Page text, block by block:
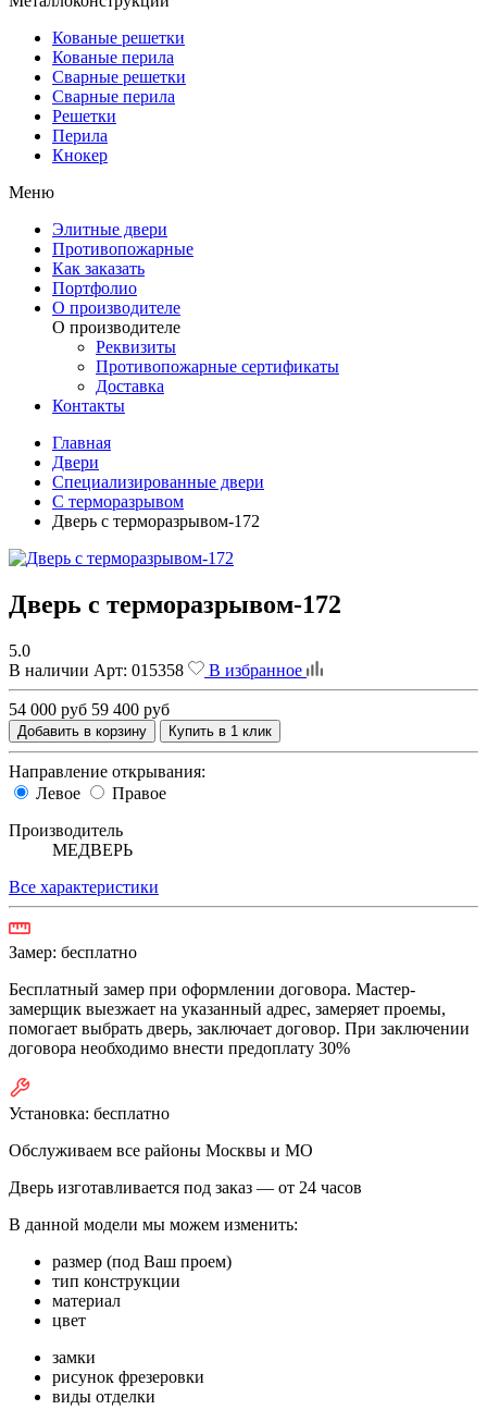
Кованые решетки
Кованые перила
Сварные решетки
Сварные перила
Решетки
Перила
Кнокер
Меню
Элитные двери
Противопожарные
Как заказать
Портфолио
О производителе
О производителе
Реквизиты
Противопожарные сертификаты
Доставка
Контакты
Главная
Двери
Специализированные двери
С терморазрывом
Дверь с терморазрывом-172
Дверь с терморазрывом-172
5.0
В наличии Арт: 015358 В избранное
54 000 руб 59 400 руб
Добавить в корзину Купить в 1 клик
Направление открывания:
Левое
Правое
Производитель
МЕДВЕРЬ
Все характеристики
Замер: бесплатно
Бесплатный замер при оформлении договора. Мастер-
замерщик выезжает на указанный адрес, замеряет проемы,
помогает выбрать дверь, заключает договор. При заключении
договора необходимо внести предоплату 30%
Установка: бесплатно
Обслуживаем все районы Москвы и МО
Дверь изготавливается под заказ — от 24 часов
В данной модели мы можем изменить:
размер (под Ваш проем)
тип конструкции
материал
цвет
замки
рисунок фрезеровки
виды отделки